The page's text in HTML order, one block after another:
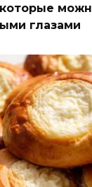
глазами